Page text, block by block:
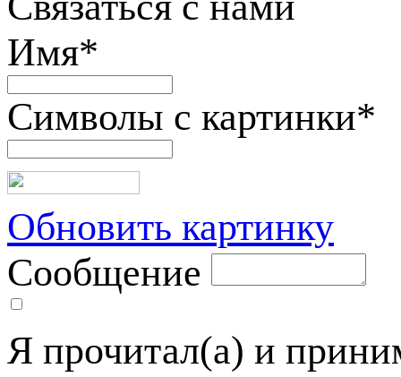
Имя*
Символы с картинки*
Обновить картинку
Сообщение
Я прочитал(а) и